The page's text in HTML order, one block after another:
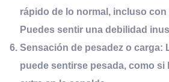
rápido de lo normal, incluso
Puedes sentir una debilidad
Sensación de pesadez ocarga:
puede sentirse pesada, como si